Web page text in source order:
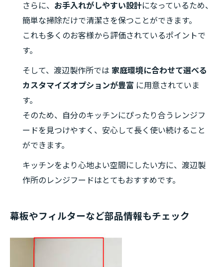
さらに、 お手入れがしやすい設計になっているため、
簡単な掃除だけで清潔さを保つことができます。
これも多くのお客様から評価されているポイントで
す。
そして、渡辺製作所では 家庭環境に合わせて選べる
カスタマイズオプションが豊富 に用意されていま
す。
そのため、自分のキッチンにぴったり合うレンジフ
ードを見つけやすく、安心して長く使い続けること
ができます。
キッチンをより心地よい空間にしたい方に、渡辺製
作所のレンジフードはとてもおすすめです。
幕板やフィルターなど部品情報もチェック